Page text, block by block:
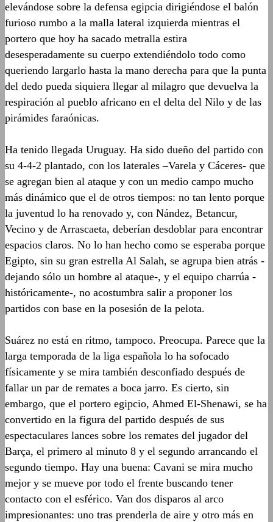
elevándose sobre la defensa egipcia dirigiéndose el balón
furioso rumbo a la malla lateral izquierda mientras el
portero que hoy ha sacado metralla estira
desesperadamente su cuerpo extendiéndolo todo como
queriendo largarlo hasta la mano derecha para que la punta
del dedo pueda siquiera llegar al milagro que devuelva la
respiración al pueblo africano en el delta del Nilo y de las
pirámides faraónicas.
Ha tenido llegada Uruguay. Ha sido dueño del partido con
su 4-4-2 plantado, con los laterales –Varela y Cáceres- que
se agregan bien al ataque y con un medio campo mucho
más dinámico que el de otros tiempos: no tan lento porque
la juventud lo ha renovado y, con Nández, Betancur,
Vecino y de Arrascaeta, deberían desdoblar para encontrar
espacios claros. No lo han hecho como se esperaba porque
Egipto, sin su gran estrella Al Salah, se agrupa bien atrás -
dejando sólo un hombre al ataque-, y el equipo charrúa -
históricamente-, no acostumbra salir a proponer los
partidos con base en la posesión de la pelota.
Suárez no está en ritmo, tampoco. Preocupa. Parece que la
larga temporada de la liga española lo ha sofocado
físicamente y se mira también desconfiado después de
fallar un par de remates a boca jarro. Es cierto, sin
embargo, que el portero egipcio, Ahmed El-Shenawi, se ha
convertido en la figura del partido después de sus
espectaculares lances sobre los remates del jugador del
Barça, el primero al minuto 8 y el segundo arrancando el
segundo tiempo. Hay una buena: Cavani se mira mucho
mejor y se mueve por todo el frente buscando tener
contacto con el esférico. Van dos disparos al arco
impresionantes: uno tras prenderla de aire y otro más en